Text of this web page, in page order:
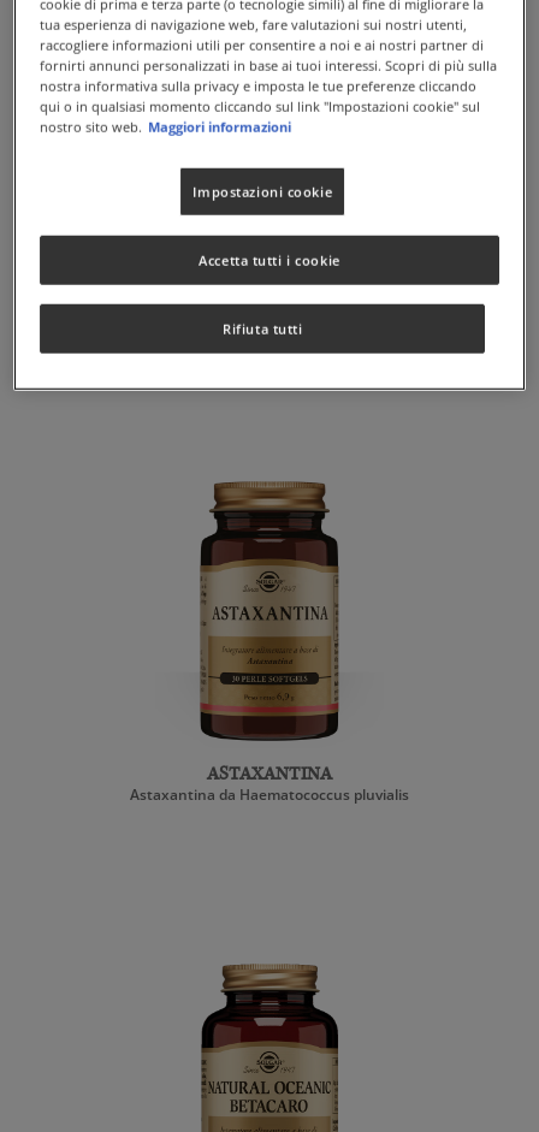
ASTAXANTINA
Astaxantina da Haematococcus pluvialis
cookie di prima e terza parte (o tecnologie simili) al fine di migliorare la
tua esperienza di navigazione web, fare valutazioni sui nostri utenti,
raccogliere informazioni utili per consentire a noi e ai nostri partner di
fornirti annunci personalizzati in base ai tuoi interessi. Scopri di più sulla
nostra informativa sulla privacy e imposta le tue preferenze cliccando
qui o in qualsiasi momento cliccando sul link "Impostazioni cookie" sul
nostro sito web. Maggiori informazioni
Impostazioni cookie
Rifiuta tutti
Accetta tutti i cookie